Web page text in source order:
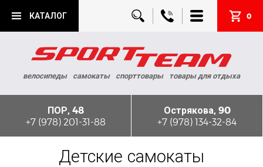
КАТАЛОГ 0
велосипеды самокаты спорттовары товары для отдыха
ПОР, 48
+7 (978) 201-31-88
Острякова, 90
+7 (978) 134-32-84
Детские самокаты